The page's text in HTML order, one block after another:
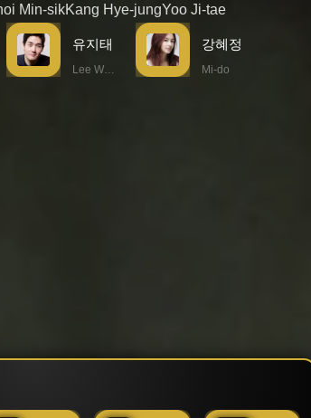
Min-sikKang Hye-jungYoo Ji-tae
유지태 강혜정
Mi-do